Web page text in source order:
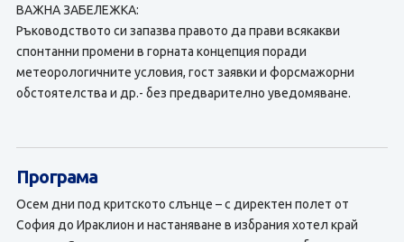
ВАЖНА ЗАБЕЛЕЖКА:
Ръководството си запазва правото да прави всякакви
спонтанни промени в горната концепция поради
метеорологичните условия, гост заявки и форсмажорни
обстоятелства и др.- без предварително уведомяване.
Програма
Осем дни под критското слънце – с директен полет от
София до Ираклион и настаняване в избрания хотел край